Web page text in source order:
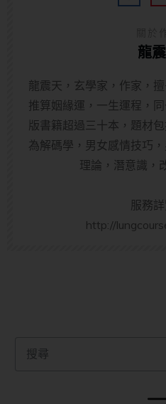
龍
龍震天，玄學家，作家，
推算姻緣運，一生運程，
版書籍超過三十本，題材
為解碼學，男女感情技巧
理論，潛意識，
服務詳
http://